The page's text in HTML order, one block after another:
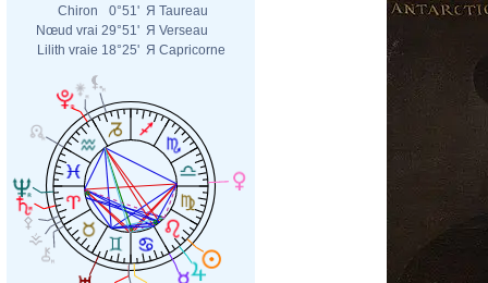
Chiron
0°51' Я Taureau
Nœud vrai 29°51' Я Verseau
Lilith vraie 18°25' Я Capricorne